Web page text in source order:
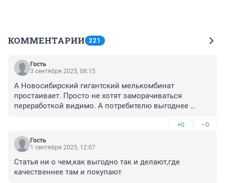
КОММЕНТАРИИ 221
Гость
3 сентября 2025, 08:15
А Новосибирский гигантский мелькомбинат
простаивает. Просто не хотят заморачиваться
переработкой видимо. А потребителю выгоднее
60р/кг в Новосибирске, за первый сорт, высший сорт
мы не покупаем
+0 –0
Гость
1 сентября 2025, 12:07
Статья ни о чем,как выгодно так и делают,где
качественнее там и покупают